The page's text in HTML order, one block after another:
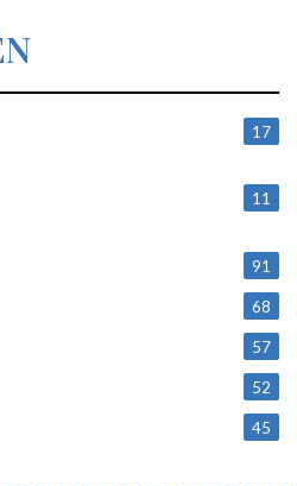
17
11
91
68
57
52
45